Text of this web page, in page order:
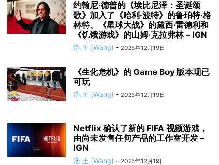
约翰尼·德普的《埃比尼泽：圣诞颂
歌》加入了《哈利·波特》的鲁珀特·格
林特、《星球大战》的黛西·雷德利和
《饥饿游戏》的山姆·克拉弗林 – IGN
浩 王 (Wang) - 2025年12月19日
《生化危机》的 Game Boy 版本现已
可玩
浩 王 (Wang) - 2025年12月19日
Netflix 确认了新的 FIFA 视频游戏，
由尚未发售任何产品的工作室开发 –
IGN
浩 王 (Wang) - 2025年12月19日